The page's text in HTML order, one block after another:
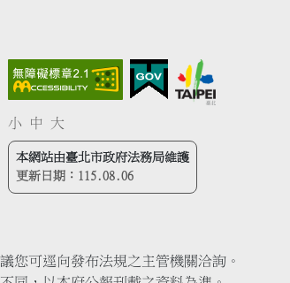
小 中 大
本網站由臺北市政府法務局維護
更新日期： 115.08.06
您可逕向發布法規之主管機關洽詢。